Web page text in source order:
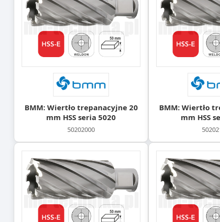
BMM: Wiertło trepanacyjne 20
mm HSS seria 5020
50202000
BMM: Wiertło
mm HSS